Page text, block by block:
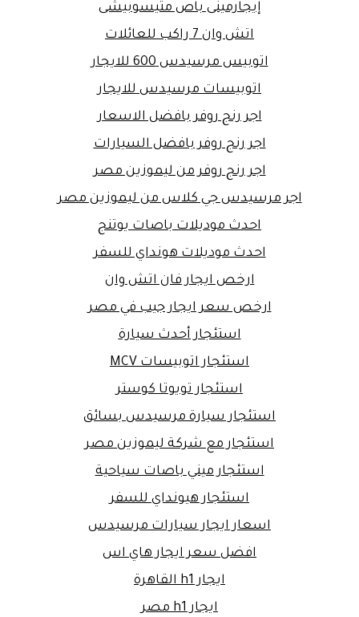
إيجارمينى باص متيسوبيشى
اتش وان 7 راكب للعائلات
اتوبيس مرسيدس 600 للايجار
اتوبيسات مرسيدس للايجار
اجر رنج روفر بافضل الاسعار
اجر رنج روفر بافضل السيارات
اجر رنج روفر من ليموزين مصر
اجر مرسيدس جي كلاس من ليموزين مصر
احدث موديلات باصات يوتنج
احدث موديلات هونداي للسفر
ارخص ايجار فان اتش وان
ارخص سعر ايجار جيب في مصر
استئجار أحدث سيارة
استئجار اتوبيسات MCV
استئجار تويوتا كوستر
استئجار سيارة مرسيدس بسائق
استئجار مع شركة ليموزين مصر
استئجار ميني باصات سياحية
استئجار هيونداي للسفر
اسعار ايجار سيارات مرسيدس
افضل سعر ايجار هاي اس
ايجار h1 القاهرة
ايجار h1 مصر